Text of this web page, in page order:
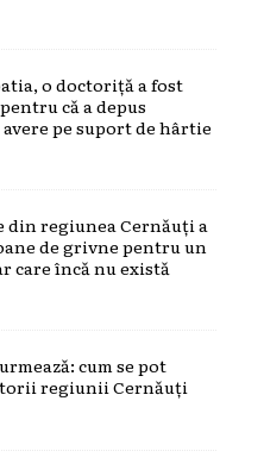
o doctoriță a fost
că a depus
pe suport de hârtie
din regiunea Cernăuți a
de grivne pentru un
care încă nu există
cum se pot
regiunii Cernăuți